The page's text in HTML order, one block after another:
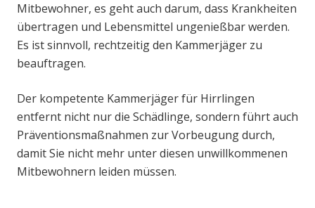
Mitbewohner, es geht auch darum, dass Krankheiten
übertragen und Lebensmittel ungenießbar werden.
Es ist sinnvoll, rechtzeitig den Kammerjäger zu
beauftragen.
Der kompetente Kammerjäger für Hirrlingen
entfernt nicht nur die Schädlinge, sondern führt auch
Präventionsmaßnahmen zur Vorbeugung durch,
damit Sie nicht mehr unter diesen unwillkommenen
Mitbewohnern leiden müssen.